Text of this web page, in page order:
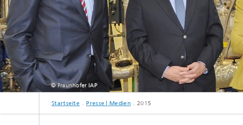
© Fraunhofer IAP
Startseite Presse | Medien 2015